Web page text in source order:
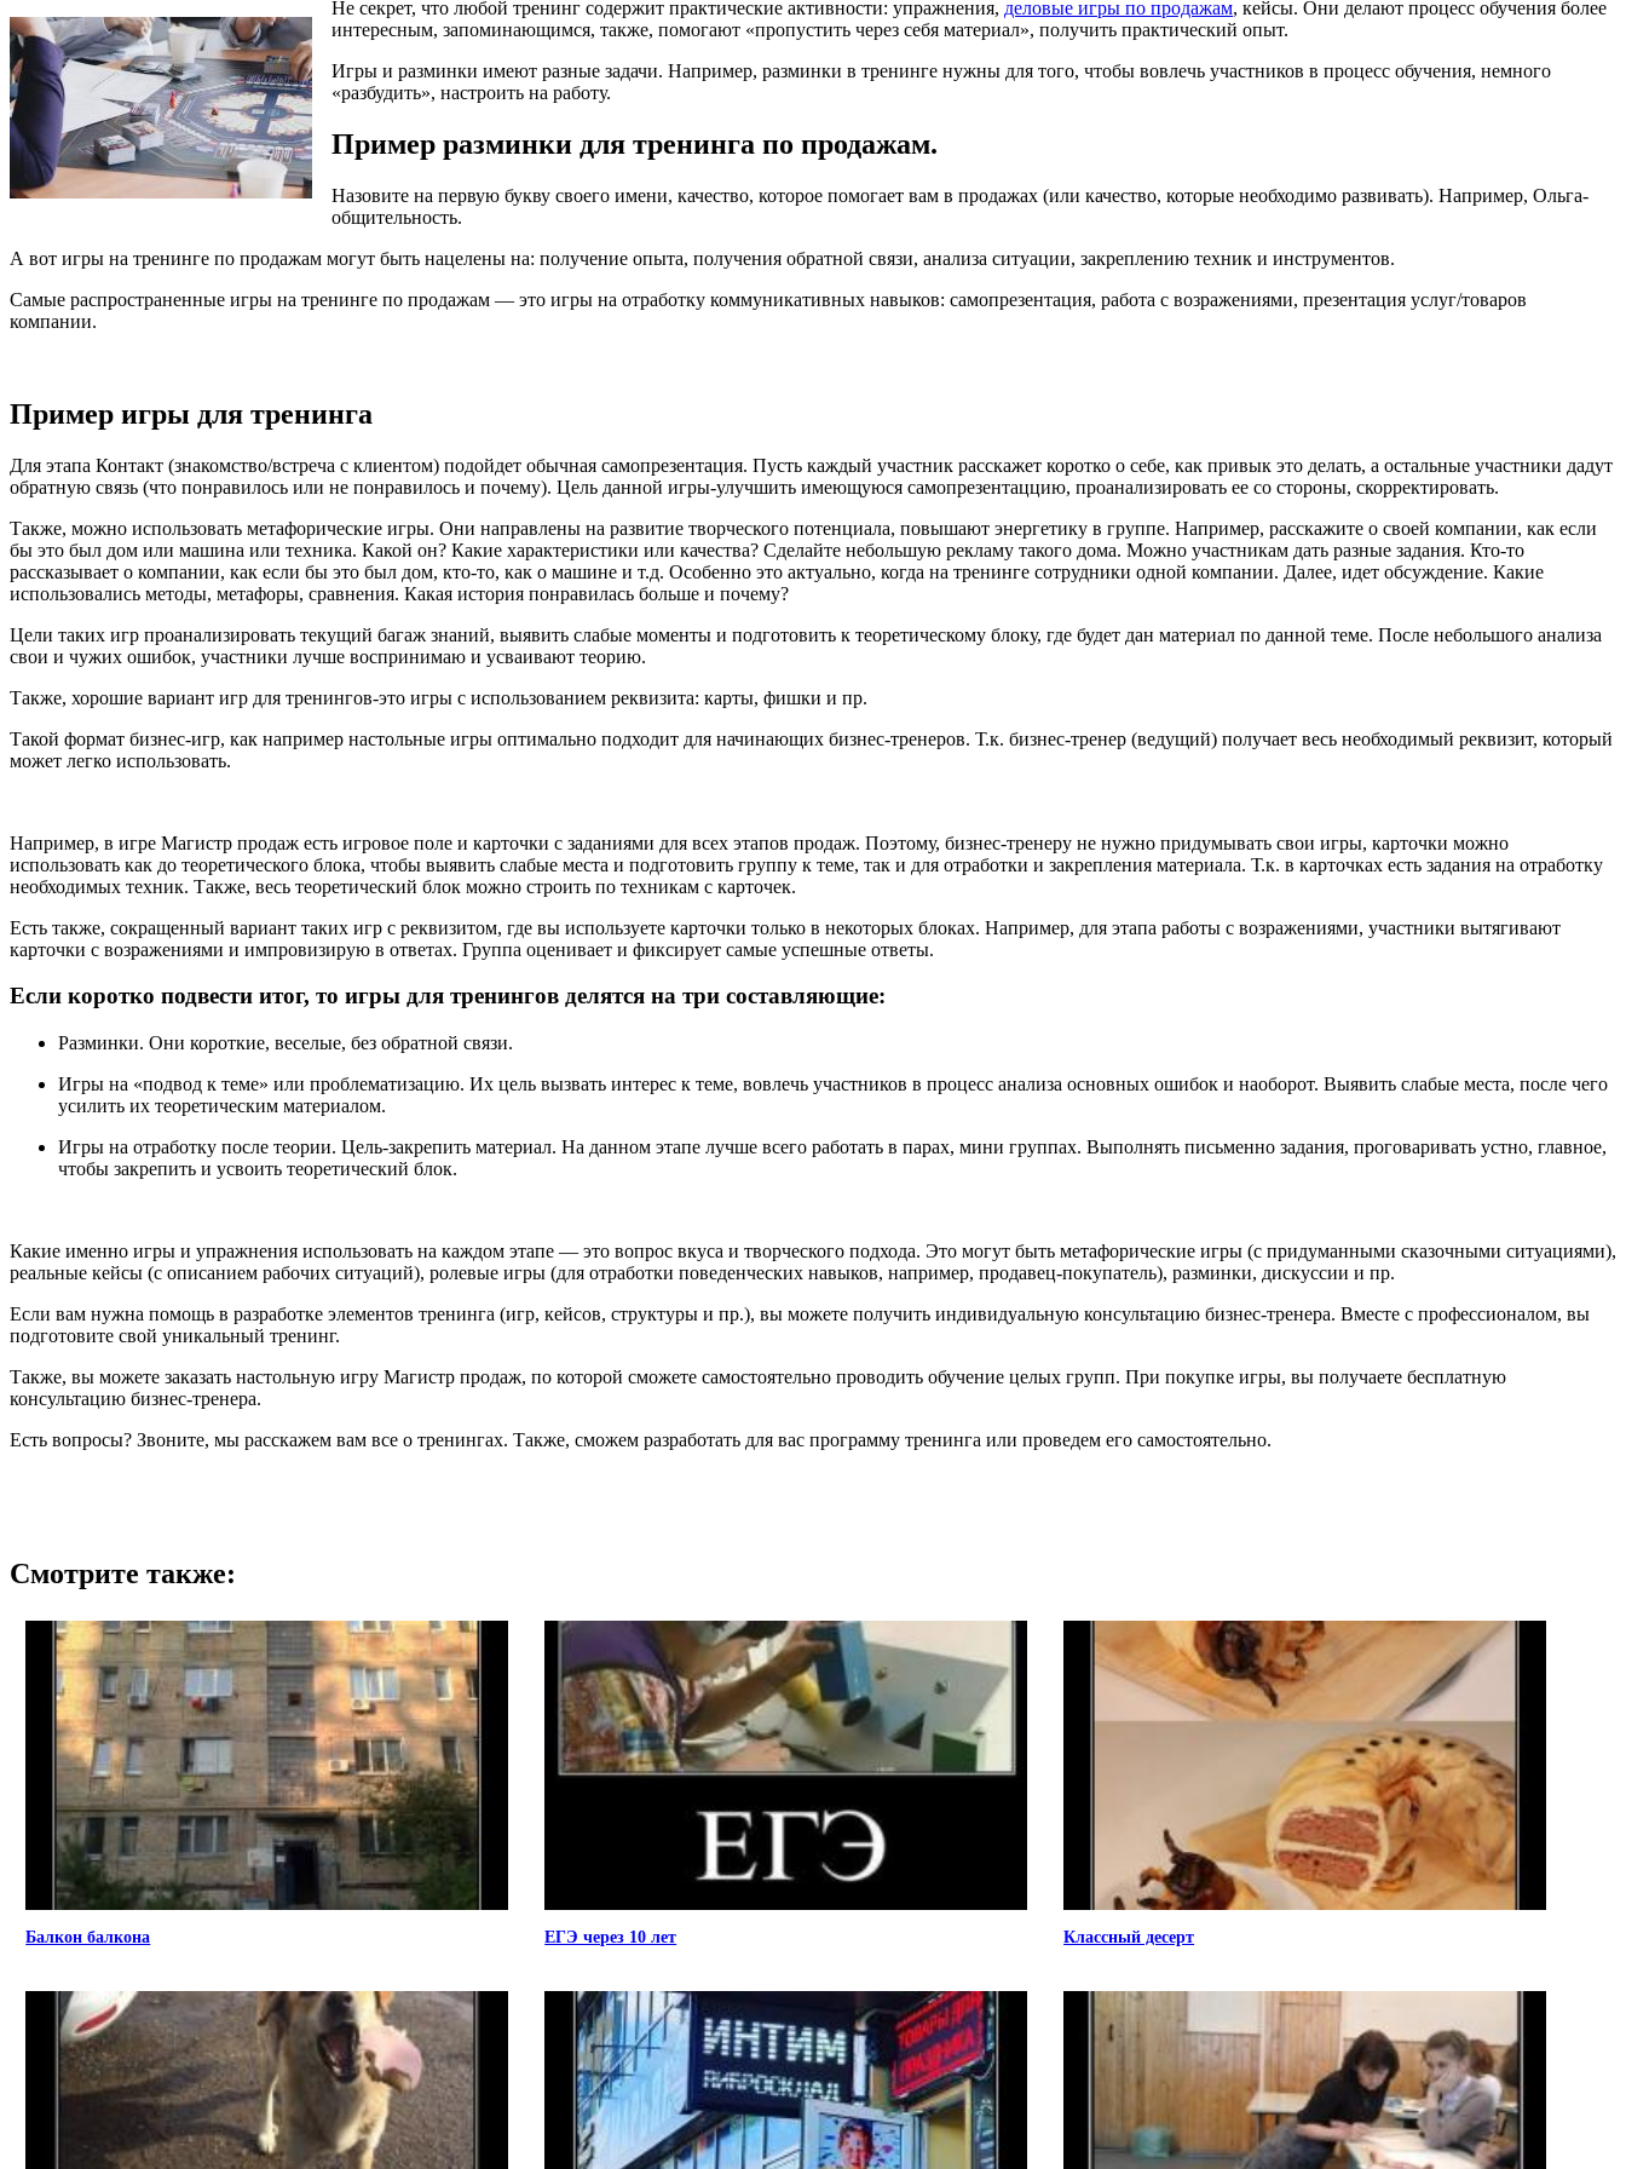
Не секрет, что любой тренинг содержит практические активности: упражнения, деловые игры по продажам, кейсы. Они делают процесс обучения более
интересным, запоминающимся, также, помогают «пропустить через себя материал», получить практический опыт.
Игры и разминки имеют разные задачи. Например, разминки в тренинге нужны для того, чтобы вовлечь участников в процесс обучения, немного
«разбудить», настроить на работу.
Пример разминки для тренинга по продажам.
Назовите на первую букву своего имени, качество, которое помогает вам в продажах (или качество, которые необходимо развивать). Например, Ольга-
общительность.
А вот игры на тренинге по продажам могут быть нацелены на: получение опыта, получения обратной связи, анализа ситуации, закреплению техник и инструментов.
Самые распространенные игры на тренинге по продажам — это игры на отработку коммуникативных навыков: самопрезентация, работа с возражениями, презентация услуг/товаров
компании.
Пример игры для тренинга
Для этапа Контакт (знакомство/встреча с клиентом) подойдет обычная самопрезентация. Пусть каждый участник расскажет коротко о себе, как привык это делать, а остальные участники дадут
обратную связь (что понравилось или не понравилось и почему). Цель данной игры-улучшить имеющуюся самопрезентаццию, проанализировать ее со стороны, скорректировать.
Также, можно использовать метафорические игры. Они направлены на развитие творческого потенциала, повышают энергетику в группе. Например, расскажите о своей компании, как если
бы это был дом или машина или техника. Какой он? Какие характеристики или качества? Сделайте небольшую рекламу такого дома. Можно участникам дать разные задания. Кто-то
рассказывает о компании, как если бы это был дом, кто-то, как о машине и т.д. Особенно это актуально, когда на тренинге сотрудники одной компании. Далее, идет обсуждение. Какие
использовались методы, метафоры, сравнения. Какая история понравилась больше и почему?
Цели таких игр проанализировать текущий багаж знаний, выявить слабые моменты и подготовить к теоретическому блоку, где будет дан материал по данной теме. После небольшого анализа
свои и чужих ошибок, участники лучше воспринимаю и усваивают теорию.
Также, хорошие вариант игр для тренингов-это игры с использованием реквизита: карты, фишки и пр.
Такой формат бизнес-игр, как например настольные игры оптимально подходит для начинающих бизнес-тренеров. Т.к. бизнес-тренер (ведущий) получает весь необходимый реквизит, который
может легко использовать.
Например, в игре Магистр продаж есть игровое поле и карточки с заданиями для всех этапов продаж. Поэтому, бизнес-тренеру не нужно придумывать свои игры, карточки можно
использовать как до теоретического блока, чтобы выявить слабые места и подготовить группу к теме, так и для отработки и закрепления материала. Т.к. в карточках есть задания на отработку
необходимых техник. Также, весь теоретический блок можно строить по техникам с карточек.
Есть также, сокращенный вариант таких игр с реквизитом, где вы используете карточки только в некоторых блоках. Например, для этапа работы с возражениями, участники вытягивают
карточки с возражениями и импровизирую в ответах. Группа оценивает и фиксирует самые успешные ответы.
Если коротко подвести итог, то игры для тренингов делятся на три составляющие:
Разминки. Они короткие, веселые, без обратной связи.
Игры на «подвод к теме» или проблематизацию. Их цель вызвать интерес к теме, вовлечь участников в процесс анализа основных ошибок и наоборот. Выявить слабые места, после чего
усилить их теоретическим материалом.
Игры на отработку после теории. Цель-закрепить материал. На данном этапе лучше всего работать в парах, мини группах. Выполнять письменно задания, проговаривать устно, главное,
чтобы закрепить и усвоить теоретический блок.
Какие именно игры и упражнения использовать на каждом этапе — это вопрос вкуса и творческого подхода. Это могут быть метафорические игры (с придуманными сказочными ситуациями),
реальные кейсы (с описанием рабочих ситуаций), ролевые игры (для отработки поведенческих навыков, например, продавец-покупатель), разминки, дискуссии и пр.
Если вам нужна помощь в разработке элементов тренинга (игр, кейсов, структуры и пр.), вы можете получить индивидуальную консультацию бизнес-тренера. Вместе с профессионалом, вы
подготовите свой уникальный тренинг.
Также, вы можете заказать настольную игру Магистр продаж, по которой сможете самостоятельно проводить обучение целых групп. При покупке игры, вы получаете бесплатную
консультацию бизнес-тренера.
Есть вопросы? Звоните, мы расскажем вам все о тренингах. Также, сможем разработать для вас программу тренинга или проведем его самостоятельно.
Смотрите также:
Балкон балкона ЕГЭ через 10 лет Классный десерт